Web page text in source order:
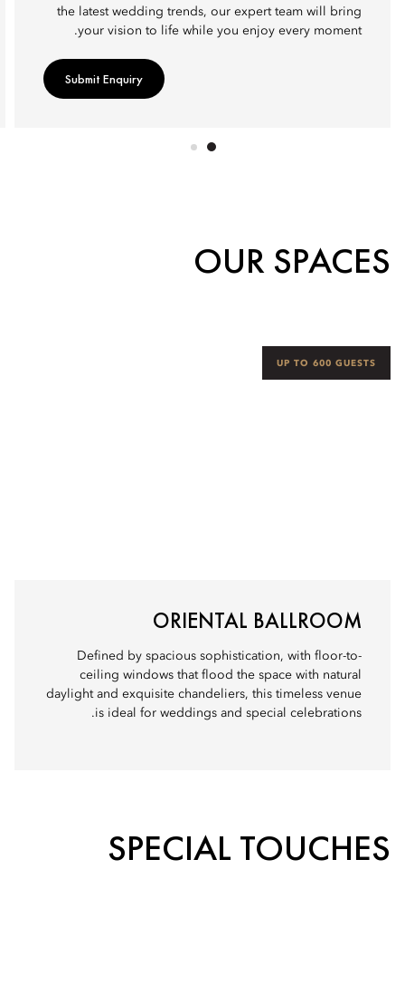
the latest wedding trends, our expert team will bring
your vision to life while you enjoy every moment.
Submit Enquiry
OUR SPACES
UP TO 600 GUESTS
ORIENTAL BALLROOM
Defined by spacious sophistication, with floor-to-
ceiling windows that flood the space with natural
daylight and exquisite chandeliers, this timeless venue
is ideal for weddings and special celebrations.
SPECIAL TOUCHES